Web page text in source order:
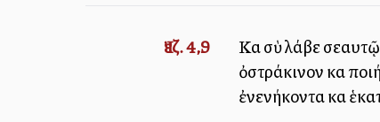
Ἰεζ. 4,9
Καὶ σὺ λάβε σεαυτῷ
ὀστράκινον καὶ
ἐνενήκοντα καὶ